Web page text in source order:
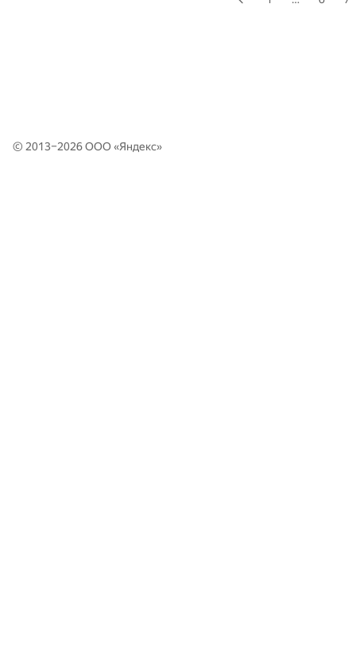
© 2013–2026 ООО «Яндекс»